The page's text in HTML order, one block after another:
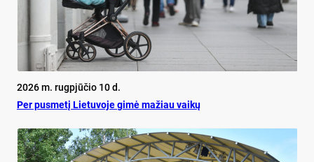
2026 m. rugpjūčio 10 d.
Per pusmetį Lietuvoje gimė mažiau vaikų